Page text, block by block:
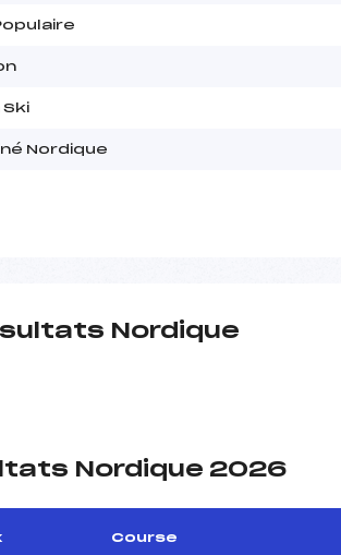
Ski
Nordique
Nordique
Nordique 2026
Course